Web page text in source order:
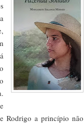
Rodrigo a princípio não